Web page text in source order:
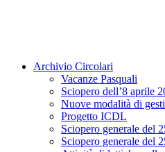
Archivio Circolari
Vacanze Pasquali
Sciopero dell’8 aprile
Nuove modalità di
Progetto ICDL
Sciopero generale del
Sciopero generale del